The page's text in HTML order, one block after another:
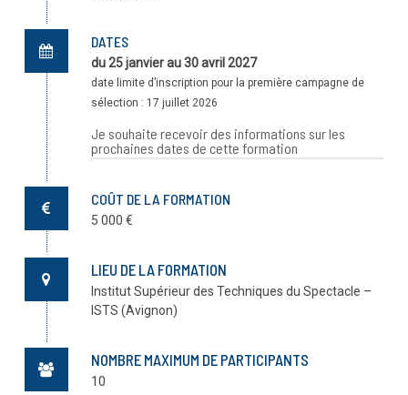
DATES
du 25 janvier au 30 avril 2027
date limite d’inscription pour la première campagne de
sélection : 17 juillet 2026
Je souhaite recevoir des informations sur les
prochaines dates de cette formation
recevoir des informations concernant la prochaine
que celle-ci sera programmée.
En soumettant ce formulaire, j’accepte que mon
informations sur la prochaine session de cette formation.
Je note qu'à tout moment, je pourrai me désinscrire en
cliquant sur le lien en bas de page de l'e-mail reçu.*
COÛT DE LA FORMATION
5 000 €
LIEU DE LA FORMATION
Institut Supérieur des Techniques du Spectacle –
ISTS (Avignon)
NOMBRE MAXIMUM DE PARTICIPANTS
10